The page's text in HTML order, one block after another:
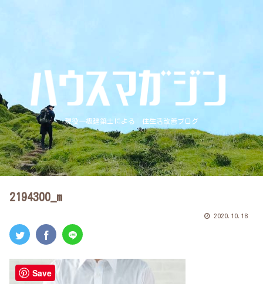
現役一級建築士による 住生活改善ブログ
2194300_m
2020.10.18
Save